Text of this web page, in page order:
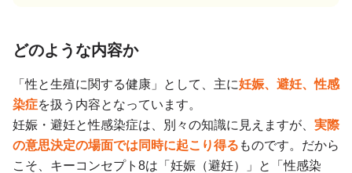
どのような内容か
「性と生殖に関する健康」として、主に妊娠、避妊、性感
染症を扱う内容となっています。
妊娠・避妊と性感染症は、別々の知識に見えますが、 実際
の意思決定の場面では同時に起こり得る ものです。だから
こそ、キーコンセプト8は「妊娠（避妊）」と「性感染